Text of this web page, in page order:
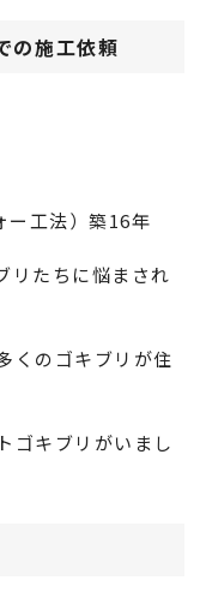
の施工依頼
工法）築16年
リたちに悩まされ
くのゴキブリが住
ゴキブリがいまし